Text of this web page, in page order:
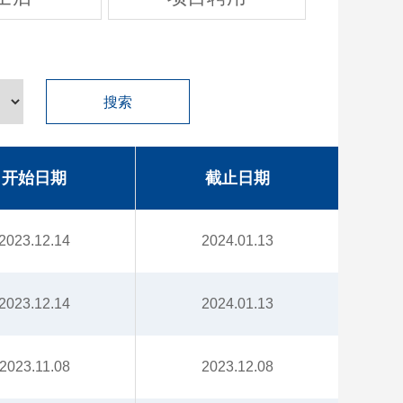
搜索
开始日期 截止日期
2024.01.13
2024.01.13
2023.12.08